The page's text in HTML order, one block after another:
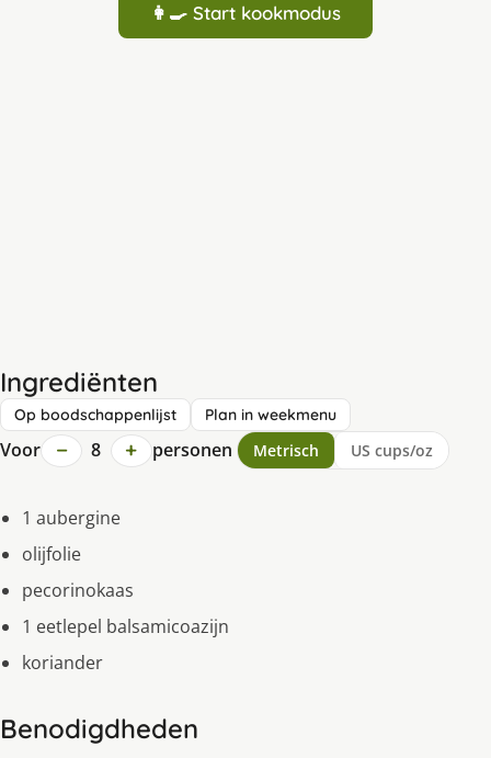
👩‍🍳 Start kookmodus
Ingrediënten
Op boodschappenlijst Plan in weekmenu
Voor − 8 + personen Metrisch US cups/oz
1 aubergine
olijfolie
pecorinokaas
1 eetlepel balsamicoazijn
koriander
Benodigdheden